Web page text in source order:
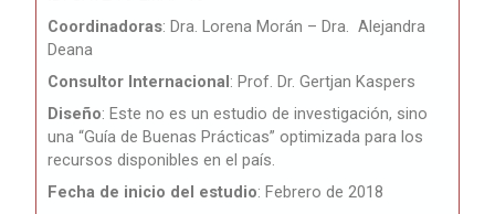
Coordinadoras: Dra. Lorena Morán – Dra. Alejandra
Deana
Consultor Internacional: Prof. Dr. Gertjan Kaspers
Diseño: Este no es un estudio de investigación, sino
una “Guía de Buenas Prácticas” optimizada para los
recursos disponibles en el país.
Fecha de inicio del estudio: Febrero de 2018